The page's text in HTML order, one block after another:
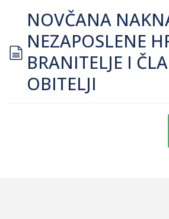
document
NOVČANA
NEZAPOSLENE
BRANITELJE I
OBITELJI